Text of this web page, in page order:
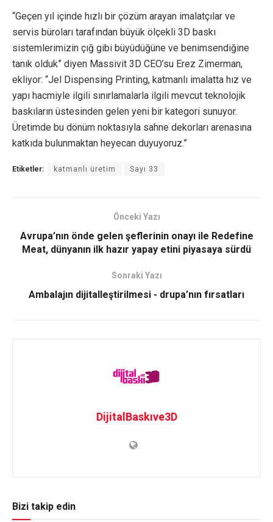
“Geçen yıl içinde hızlı bir çözüm arayan imalatçılar ve
servis büroları tarafından büyük ölçekli 3D baskı
sistemlerimizin çığ gibi büyüdüğüne ve benimsendiğine
tanık olduk” diyen Massivit 3D CEO’su Erez Zimerman,
ekliyor: “Jel Dispensing Printing, katmanlı imalatta hız ve
yapı hacmiyle ilgili sınırlamalarla ilgili mevcut teknolojik
baskıların üstesinden gelen yeni bir kategori sunuyor.
Üretimde bu dönüm noktasıyla sahne dekorları arenasına
katkıda bulunmaktan heyecan duyuyoruz.”
Etiketler: katmanlı üretim Sayı 33
Önceki Yazı
Avrupa’nın önde gelen şeflerinin onayı ile Redefine
Meat, dünyanın ilk hazır yapay etini piyasaya sürdü
Sonraki Yazı
Ambalajın dijitalleştirilmesi - drupa’nın fırsatları
DijitalBaskıve3D
Bizi takip edin